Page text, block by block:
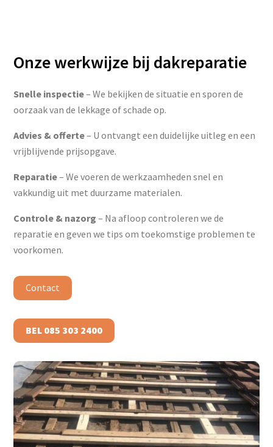
Onze werkwijze bij dakreparatie
Snelle inspectie– We bekijken de situatie en sporen de
oorzaak van de lekkage of schade op.
Advies & offerte– U ontvangt een duidelijke uitleg en een
vrijblijvende prijsopgave.
Reparatie– We voeren de werkzaamheden snel en
vakkundig uit met duurzame materialen.
Controle & nazorg – Na afloop controleren we de
reparatie en geven we tips om toekomstige problemen te
voorkomen.
Contact
BEL 085 303 2400